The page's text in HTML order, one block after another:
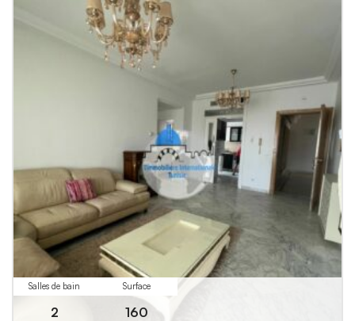
Salles de bain
2
Surface
160